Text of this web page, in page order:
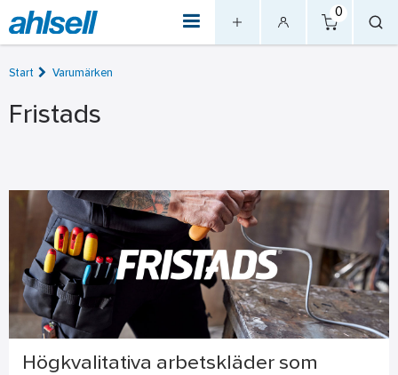
0
Start Varumärken
Fristads
Högkvalitativa arbetskläder som